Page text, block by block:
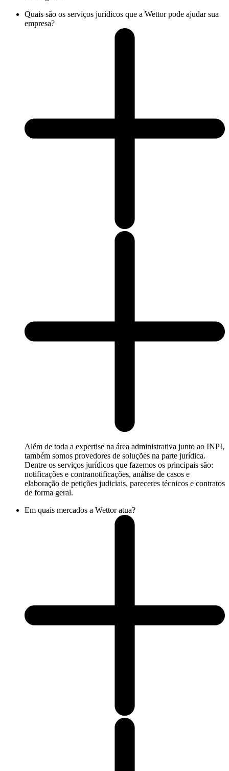
Quais são os serviços jurídicos que a Wettor pode ajudar sua
empresa?
Além de toda a expertise na área administrativa junto ao INPI,
também somos provedores de soluções na parte jurídica.
Dentre os serviços jurídicos que fazemos os principais são:
notificações e contranotificações, análise de casos e
elaboração de petições judiciais, pareceres técnicos e contratos
de forma geral.
Em quais mercados a Wettor atua?